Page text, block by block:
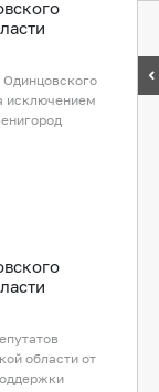
исключением
области от